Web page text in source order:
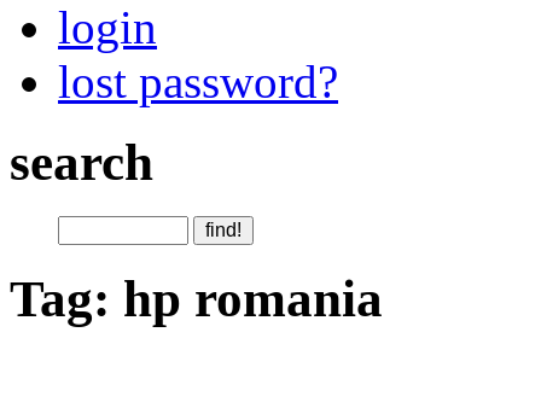
login
lost password?
search
Tag: hp romania